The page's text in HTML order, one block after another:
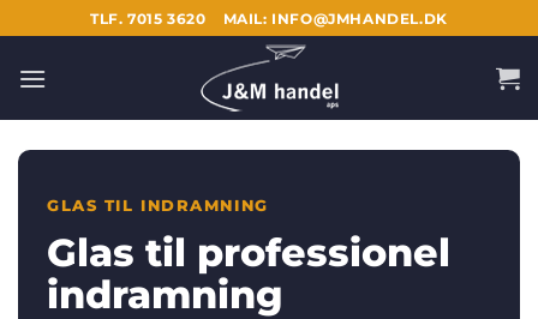
til
indhold
TLF. 7015 3620 MAIL: INFO@JMHANDEL.DK
GLAS TIL INDRAMNING
Glas til professionel
indramning